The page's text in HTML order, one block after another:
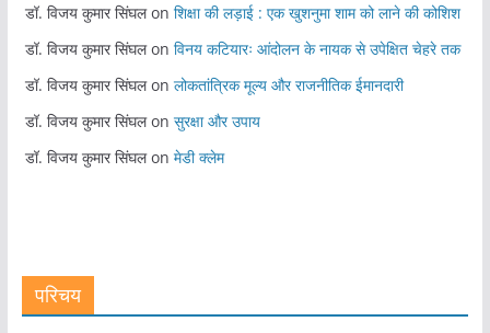
डॉ. विजय कुमार सिंघलon शिक्षा की लड़ाई : एक खुशनुमा शाम को लाने की कोशिश
डॉ. विजय कुमार सिंघलon विनय कटियारः आंदोलन के नायक से उपेक्षित चेहरे तक
डॉ. विजय कुमार सिंघलon लोकतांत्रिक मूल्य और राजनीतिक ईमानदारी
डॉ. विजय कुमार सिंघलon सुरक्षा और उपाय
डॉ. विजय कुमार सिंघलon मेडी क्लेम
परिचय